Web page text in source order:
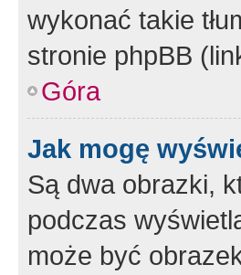
wykonać takie
stronie phpBB
Góra
Jak mogę
Są dwa obrazki,
podczas
może być